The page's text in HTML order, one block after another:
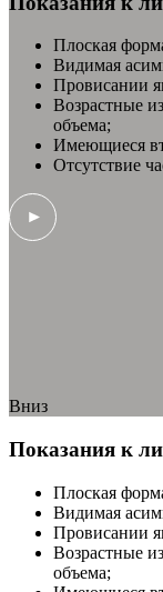
Плоская
Видимая
Провисании
Возрастные
объема;
Имеющиеся
Отсутствие
Вниз
Показания к
Плоская
Видимая
Провисании
Возрастные
объема;